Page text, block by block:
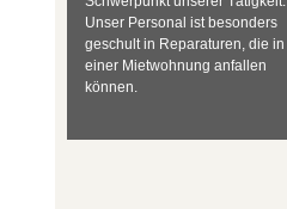
Unser Personal ist besonders
geschult in Reparaturen, die in
einer Mietwohnung anfallen
können.